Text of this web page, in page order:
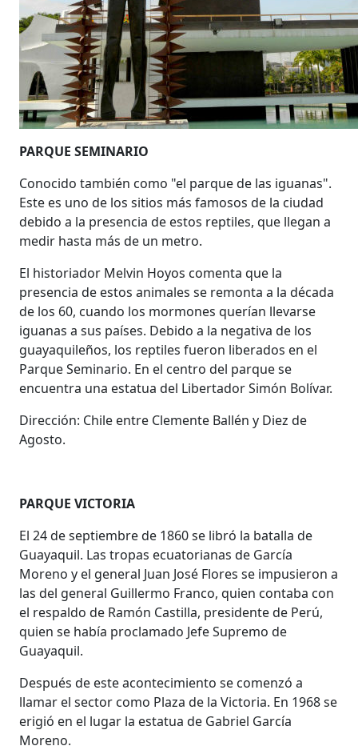
PARQUE SEMINARIO
Conocido también como "el parque de las iguanas".
Este es uno de los sitios más famosos de la ciudad
debido a la presencia de estos reptiles, que llegan a
medir hasta más de un metro.
El historiador Melvin Hoyos comenta que la
presencia de estos animales se remonta a la década
de los 60, cuando los mormones querían llevarse
iguanas a sus países. Debido a la negativa de los
guayaquileños, los reptiles fueron liberados en el
Parque Seminario. En el centro del parque se
encuentra una estatua del Libertador Simón Bolívar.
Dirección: Chile entre Clemente Ballén y Diez de
Agosto.
PARQUE VICTORIA
El 24 de septiembre de 1860 se libró la batalla de
Guayaquil. Las tropas ecuatorianas de García
Moreno y el general Juan José Flores se impusieron a
las del general Guillermo Franco, quien contaba con
el respaldo de Ramón Castilla, presidente de Perú,
quien se había proclamado Jefe Supremo de
Guayaquil.
Después de este acontecimiento se comenzó a
llamar el sector como Plaza de la Victoria. En 1968 se
erigió en el lugar la estatua de Gabriel García
Moreno.